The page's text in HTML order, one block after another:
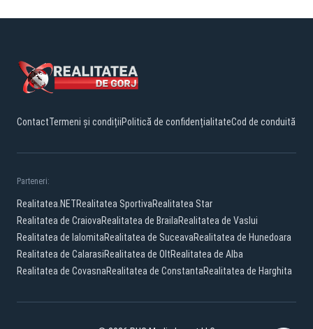
ContactTermeni și condițiiPolitică de confidențialitateCod de conduită
Parteneri:
Realitatea.NETRealitatea SportivaRealitatea Star
Realitatea de CraiovaRealitatea de BrailaRealitatea de Vaslui
Realitatea de IalomitaRealitatea de SuceavaRealitatea de Hunedoara
Realitatea de CalarasiRealitatea de OltRealitatea de Alba
Realitatea de CovasnaRealitatea de ConstantaRealitatea de Harghita